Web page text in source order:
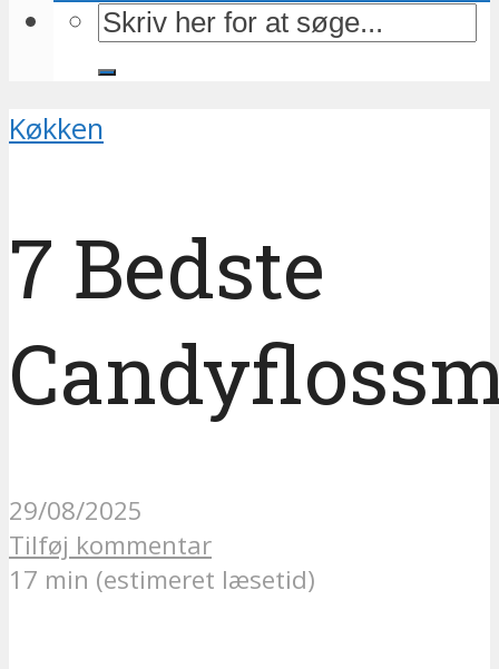
Køkken
7 Bedste
29/08/2025
Tilføj kommentar
17 min (estimeret læsetid)